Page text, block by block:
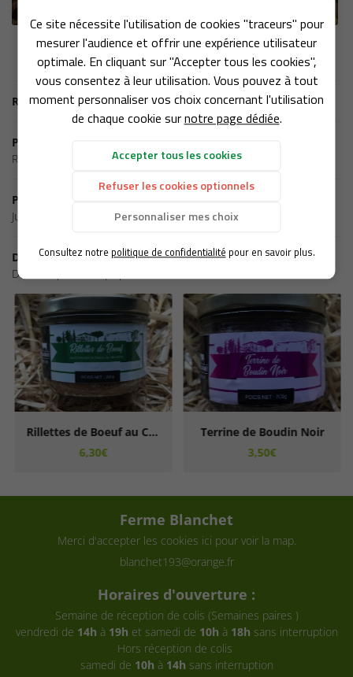
Ce site nécessite l'utilisation de cookies "traceurs" pour
mesurer l'audience et offrir une expérience utilisateur
optimale. En cliquant sur "Accepter tous les cookies",
vous consentez à leur utilisation. Vous pouvez à tout
moment personnaliser vos choix concernant l'utilisation
de chaque cookie surnotre page dédiée.
Accepter tous les cookies
Refuser les cookies optionnels
Personnaliser mes choix
Consultez notre politique de confidentialité pour en savoir plus.
ACCUEIL
– BOUTIQUE
PRODUITS
MARCHÉS
ACTUALITÉS
CONTACT
Rejoignez-
Retour aux produits
Produit précédent
Rillettes de boeuf confit de citron gingembre
Produit suivant
Jus de Pommes
Dans la même catégorie
D'autres produits qui pourraient vous intéresser
Rillettes de Boeuf au Cornichons et Graines de Moutarde
6,30€
Terrine de Boudin Noir
3,50€
Ferme Blanchet
Merci d'accepter les cookies ici pour voir la map.
Horaires d'ouverture :
Semaine de réception de colis (Semaines paires )
vendredi de 14h à 19h et samedi de 10h à 18h sans interruption
Hors réception de colis
samedi de 10h à 14h sans interruption